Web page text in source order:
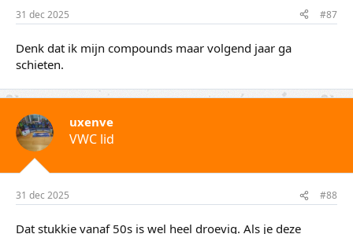
n
31 dec 2025 #87
Denk dat ik mijn compounds maar volgend jaar ga
schieten.
uxenve
VWC lid
31 dec 2025 #88
Dat stukkie vanaf 50s is wel heel droevig. Als je deze